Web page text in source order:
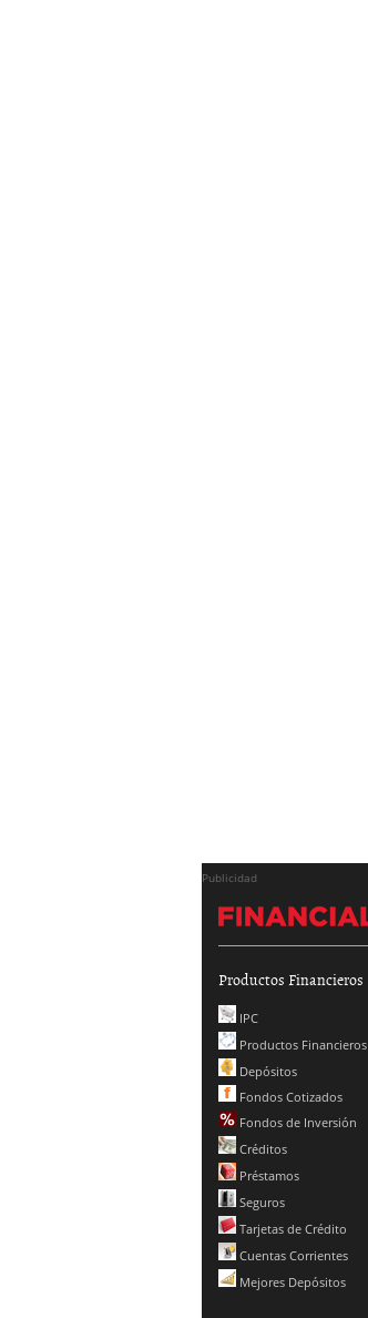
Publicidad
Productos Financieros
IPC
Productos Financieros
Depósitos
Fondos Cotizados
Fondos de Inversión
Créditos
Préstamos
Seguros
Tarjetas de Crédito
Cuentas Corrientes
Mejores Depósitos